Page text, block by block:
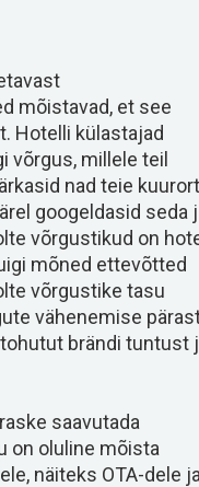
mõistavad, et see
Hotelli külastajad
võrgus, millele teil
nad teie
googeldasid seda
võrgustikud on
mõned ettevõtted
võrgustike tasu
vähenemise
brändi tuntust
saavutada
on oluline mõista
näiteks OTA-dele